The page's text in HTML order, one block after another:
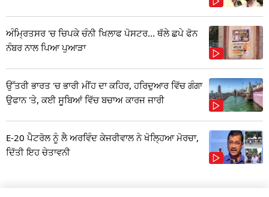
ਅੰਮ੍ਰਿਤਸਰ 'ਚ ਚਿਪਕੇ ਚੰਨੀ ਖਿਲਾਫ ਪੋਸਟਰ... ਥੱਲੇ ਛਪੇ ਫੋਨ
ਨੰਬਰ ਨਾਲ ਪਿਆ ਪੁਆੜਾ
ਉੱਤਰੀ ਭਾਰਤ 'ਚ ਭਾਰੀ ਮੀਂਹ ਦਾ ਕਹਿਰ, ਹਰਿਦੁਆਰ ਵਿੱਚ ਗੰਗਾ
ਉਫਾਨ 'ਤੇ, ਕਈ ਸੂਬਿਆਂ ਵਿੱਚ ਬਚਾਅ ਕਾਰਜ ਜਾਰੀ
E-20 ਪੈਟਰੋਲ ਨੂੰ ਲੈ ਅਰਵਿੰਦ ਕੇਜਰੀਵਾਲ ਨੇ ਖੋਲ੍ਹਿਆ ਮੋਰਚਾ,
ਦਿੱਤੀ ਇਹ ਚੇਤਾਵਨੀ